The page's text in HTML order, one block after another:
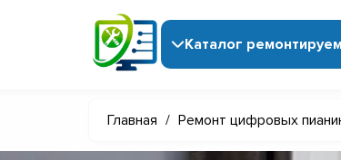
Каталог
Главная / Ремонт цифровых